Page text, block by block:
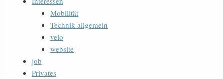
Mobilität
Technik allgemein
velo
website
job
Privates